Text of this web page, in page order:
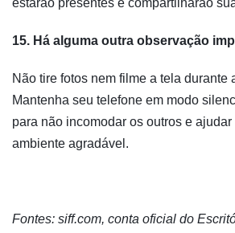
estarão presentes e compartilharão
15. Há alguma outra observação
Não tire fotos nem filme a tela durante
Mantenha seu telefone em modo
para não incomodar os outros e ajudar
ambiente agradável.
Fontes: siff.com, conta oficial do